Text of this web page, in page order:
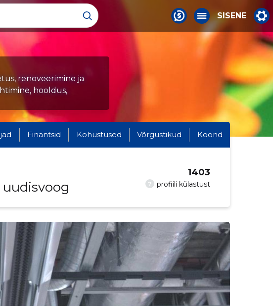
SISENE
renoveerimine ja
hooldus,
Finantsid Kohustused Võrgustikud Koond
? profiili külastust
1403